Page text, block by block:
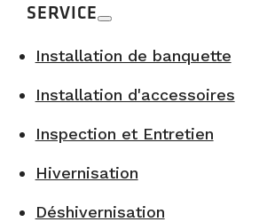
SERVICE
Installation de banquette
Installation d'accessoires
Inspection et Entretien
Hivernisation
Déshivernisation